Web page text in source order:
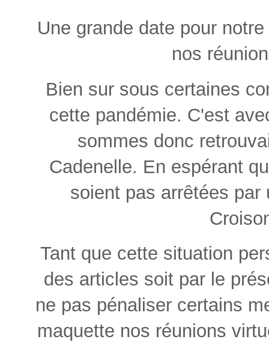
Une grande date pour
nos
Bien sur sous certaines
cette pandémie. C'est
sommes donc
Cadenelle. En espérant
soient pas arrêtées par
Tant que cette situation
des articles soit par le
ne pas pénaliser certains
maquette nos réunions